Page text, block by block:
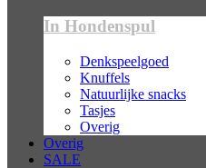
In Hondenspul
Denkspeelgoed
Knuffels
Natuurlijke snacks
Tasjes
Overig
Overig
SALE